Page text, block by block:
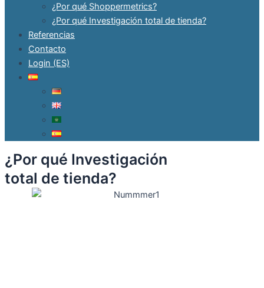
¿Por qué Shoppermetrics?
¿Por qué Investigación total de tienda?
Referencias
Contacto
Login (ES)
¿Por qué Investigación
total de tienda?